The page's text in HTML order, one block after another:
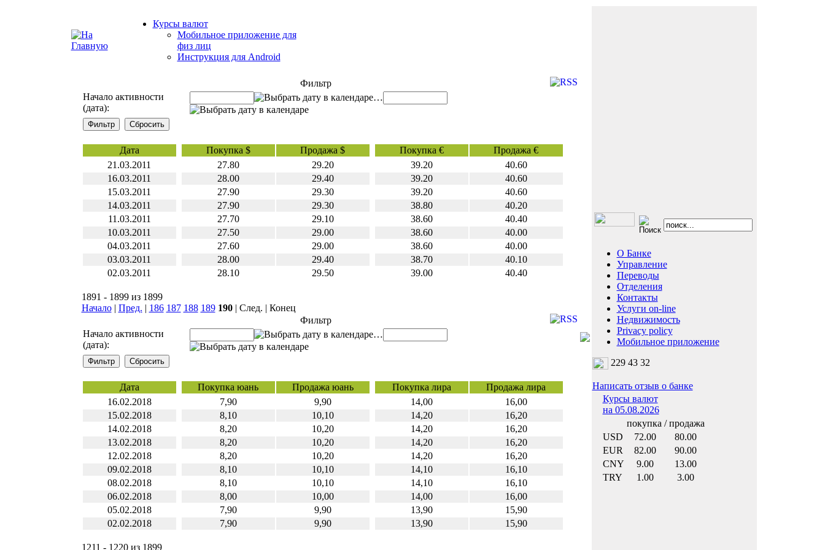
Курсы валют
Мобильное приложение для
физ лиц
Инструкция для Android
О Банке
Управление
Переводы
Отделения
Контакты
Услуги on-line
Недвижимость
Privacy policy
Мобильное приложение
229 43 32
Написать отзыв о банке
Курсы валют
на 05.08.2026
покупка / продажа
USD
72.00
80.00
EUR
82.00
90.00
CNY
9.00
13.00
TRY
1.00 3.00
Фильтр
Начало активности
(дата):
…
Дата Покупка $ Продажа $ Покупка €
Продажа €
21.03.2011
27.80 29.20 39.20
40.60
16.03.2011
28.00 29.40 39.20
40.60
15.03.2011
27.90 29.30 39.20
40.60
14.03.2011
27.90 29.30 38.80
40.20
11.03.2011
27.70 29.10 38.60
40.40
10.03.2011
27.50 29.00 38.60
40.00
04.03.2011
27.60 29.00 38.60
40.00
03.03.2011
28.00 29.40 38.70
40.10
02.03.2011
28.10 29.50 39.00 40.40
1891 - 1899 из 1899
Начало| Пред. | 186 187 188 189 190| След. | Конец
Фильтр
Начало активности
(дата):
…
Дата Покупка юань Продажа юань Покупка лира
Продажа лира
16.02.2018
7,90 9,90 14,00
16,00
15.02.2018
8,10 10,10 14,20
16,20
14.02.2018
8,20 10,20 14,20
16,20
13.02.2018
8,20 10,20 14,20
16,20
12.02.2018
8,20 10,20 14,20
16,20
09.02.2018
8,10 10,10 14,10
16,10
08.02.2018
8,10 10,10 14,10
16,10
06.02.2018
8,00 10,00 14,00
16,00
05.02.2018
7,90 9,90 13,90
15,90
02.02.2018
7,90 9,90 13,90 15,90
1211 - 1220 из 1899